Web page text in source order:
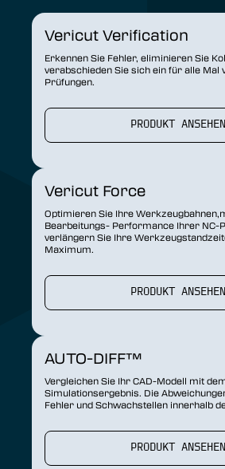
Vericut Verification
Erkennen Sie Fehler, eliminieren Sie
verabschieden Sie sich ein für alle Mal
Prüfungen.
PRODUKT ANSEHEN
Vericut Force
Optimieren Sie Ihre
Bearbeitungs- Performance Ihrer NC-
verlängern Sie Ihre
Maximum.
PRODUKT ANSEHEN
AUTO-DIFF™
Vergleichen Sie Ihr CAD-Modell mit
Simulationsergebnis. Die
Fehler und Schwachstellen innerhalb
PRODUKT ANSEHEN